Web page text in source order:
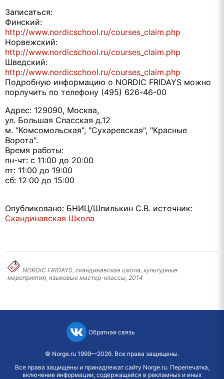
Записаться:
Финский:
http://www.nordicschool.ru/courses_claim.php
Норвежский:
http://www.nordicschool.ru/courses_claim.php
Шведский:
http://www.nordicschool.ru/courses_claim.php
Подробную информацию о NORDIC FRIDAYS можно
порлучить по телефону (495) 626-46-00
Адрес: 129090, Москва,
ул. Большая Спасская д.12
м. "Комсомольская", "Сухаревская", "Красные
Ворота".
Время работы:
пн-чт: с 11:00 до 20:00
пт: 11:00 до 19:00
сб: 12:00 до 15:00
Опубликовано: БНИЦ/Шпилькин С.В. источник:
Скандинавская Школа
NORDIC FRIDAYS, скандинавская школа, культурные
мероприятия, языковые мастер-классы, 2014
Обратная связь
© Norge.ru 1999—2026. Все права защищены.
Все права защищены и принадлежат сайту Norge.ru. Перепечатка,
включение информации, содержащейся в рекламных и иных